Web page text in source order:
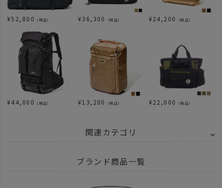
¥52,800 （税込） ¥36,300 （税込） ¥24,200 （税込）
¥44,000 （税込） ¥13,200 （税込） ¥22,000 （税込）
関連カテゴリ
AS2OV アッソブ AS2OV GOLF SERIES
ブランド商品一覧